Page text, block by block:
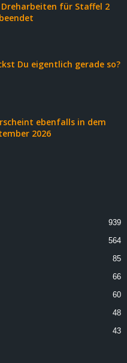
Dreharbeiten für Staffel 2
Du eigentlich gerade so?
ebenfalls in dem
2026
939
564
85
66
60
48
43